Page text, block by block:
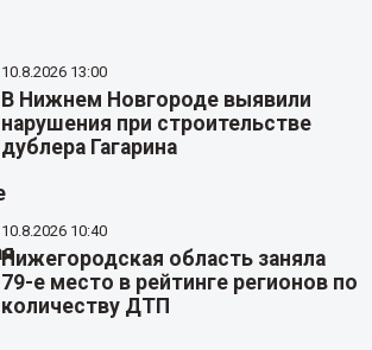
10.8.2026 13:00
В Нижнем Новгороде выявили
нарушения при строительстве
дублера Гагарина
10.8.2026 10:40
Нижегородская область заняла
79-е место в рейтинге регионов по
количеству ДТП